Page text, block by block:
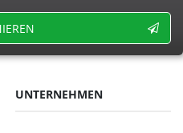
UNTERNEHMEN